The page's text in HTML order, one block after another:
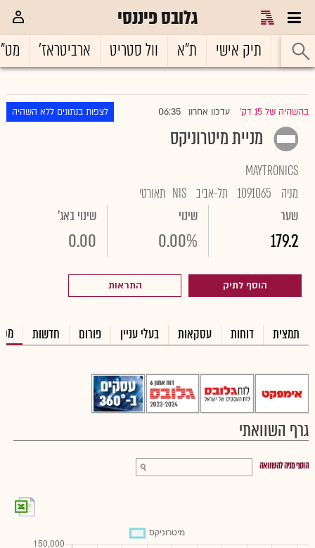
גלובס פיננסי
ראשי תיק אישי ת"א וול סטריט ארביטראז'
בהשהיה של 15 דק' עדכון אחרון 06:35 לצפות בנתונים ללא השהיה
מניית מיטרוניקס
MAYTRONICS
מניה
1091065 תל-אביב NIS תאורטי
שער
179.2
שינוי
0.00%
שינוי באג'
0.00
הוסף לתיק התראות
תמצית דוחות עסקאות בעלי עניין פורום חדשות
גרף השוואתי
הוסף מניה להשוואה